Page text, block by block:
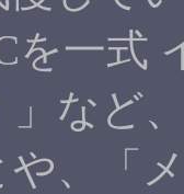
を一式
」など
、「